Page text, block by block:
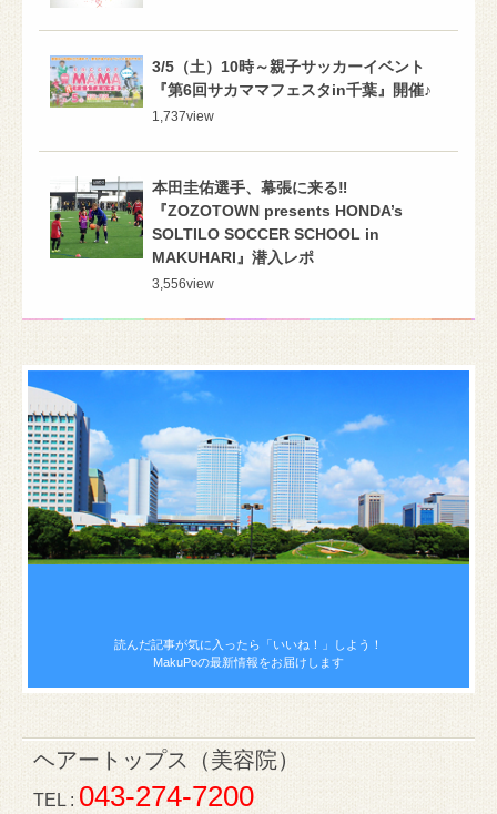
3/5（土）10時～親子サッカーイベント
『第6回サカママフェスタin千葉』開催♪
1,737view
本田圭佑選手、幕張に来る‼
『ZOZOTOWN presents HONDA’s
SOLTILO SOCCER SCHOOL in
MAKUHARI』潜入レポ
3,556view
読んだ記事が気に入ったら 「いいね！」しよう！
MakuPoの最新情報をお届けします
ヘアートップス（美容院）
TEL : 043-274-7200